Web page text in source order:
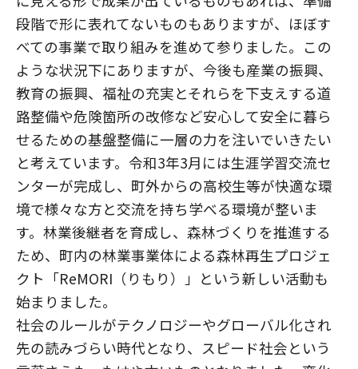
段階で形に表れてないものもありますが、ほぼす
べての事業で取り組みを進めて参りました。この
ような状況下にありますが、今後も産業の振興、
教育の振興、福祉の充実とそれらを下支えする道
路整備や危険箇所の改修など安心して安全に暮ら
せるための基盤整備に一層の力を注いでいきたい
と考えています。令和3年3月には生涯学習交流セ
ンターが完成し、町外からの高校生等が快適な環
境で様々な方と交流を持ち学べる環境が整いま
す。林業後継者を育成し、森林づくりを推進する
ため、町内の林業事業体による森林再生プロジェ
クト「ReMORI（りもり）」という新しい活動も
始まりました。
社会のルールがテクノロジーやグローバル化され
先の読みづらい時代となり、スピード社会という